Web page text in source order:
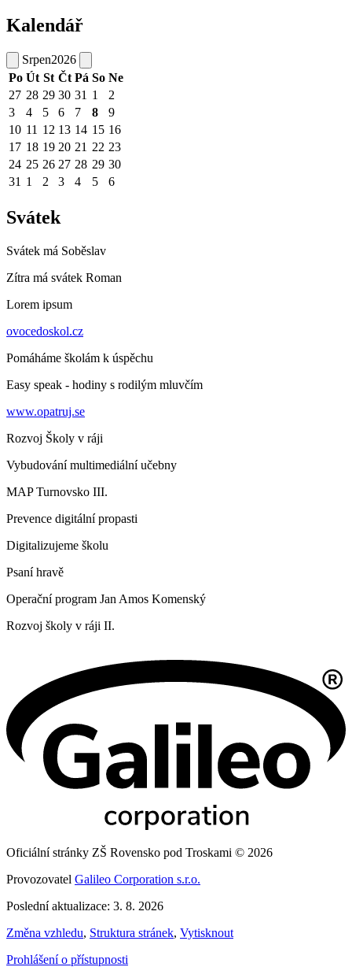
Kalendář
Srpen2026
Po Út St Čt Pá So Ne
27 28 29 30 31 1
2
3
4 5 6 7 8
9
10 11 12 13 14 15 16
17 18 19 20 21 22 23
24 25 26 27 28 29 30
31 1 2 3 4 5 6
Svátek
Svátek má Soběslav
Zítra má svátek Roman
Lorem ipsum
ovocedoskol.cz
Pomáháme školám k úspěchu
Easy speak - hodiny s rodilým mluvčím
www.opatruj.se
Rozvoj Školy v ráji
Vybudování multimediální učebny
MAP Turnovsko III.
Prevence digitální propasti
Digitalizujeme školu
Psaní hravě
Operační program Jan Amos Komenský
Rozvoj školy v ráji II.
Oficiální stránky ZŠ Rovensko pod Troskami © 2026
Provozovatel Galileo Corporation s.r.o.
Poslední aktualizace: 3. 8. 2026
Změna vzhledu, Struktura stránek, Vytisknout
Prohlášení o přístupnosti